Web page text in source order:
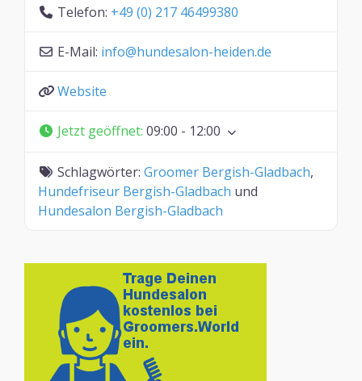
Telefon: +49 (0) 217 46499380
E-Mail: info@hundesalon-heiden.de
Website
Jetzt geöffnet: 09:00 - 12:00
Schlagwörter: Groomer Bergish-Gladbach,
Hundefriseur Bergish-Gladbach und
Hundesalon Bergish-Gladbach